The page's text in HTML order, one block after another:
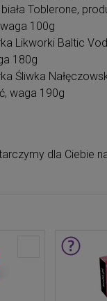
Toblerone,
100g
Likworki Baltic
180g
Śliwka
waga 190g
dla Ciebie